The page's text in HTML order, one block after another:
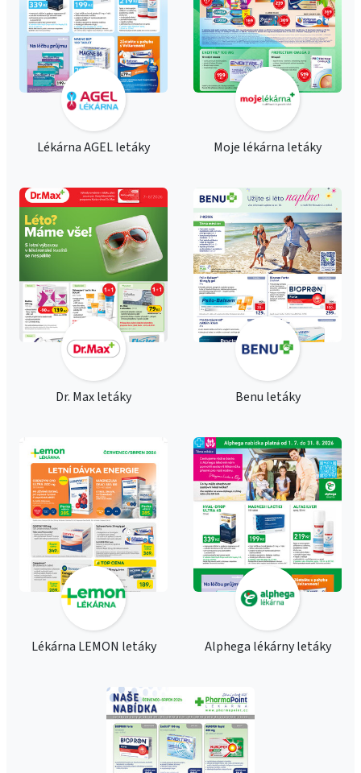
Lékárna AGEL letáky Moje lékárna letáky
Dr. Max letáky Benu letáky
Lékárna LEMON letáky Alphega lékárny letáky